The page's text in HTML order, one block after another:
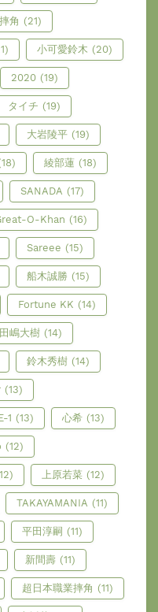
角 (21)
小可愛鈴木 (20)
2020 (19)
タイチ (19)
大岩陵平 (19)
綾部蓮 (18)
SANADA (17)
O-Khan (16)
Sareee (15)
船木誠勝 (15)
Fortune KK (14)
嶋大樹 (14)
鈴木秀樹 (14)
(13)
1 (13) 心希 (13)
(12)
上原若菜 (12)
TAKAYAMANIA (11)
平田淳嗣 (11)
新間壽 (11)
超日本職業摔角 (11)